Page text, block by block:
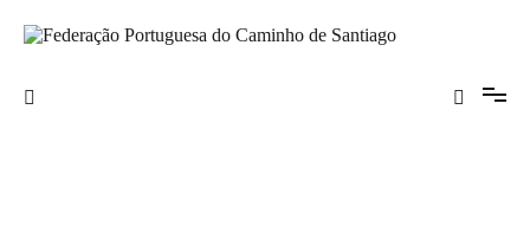
para
Santiago